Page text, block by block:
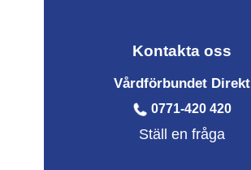
Kontakta oss
Vårdförbundet Direkt
0771-420 420
Ställ en fråga